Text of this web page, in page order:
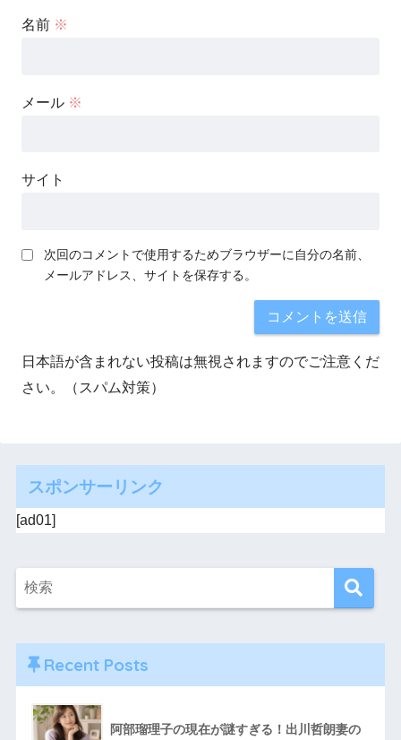
名前 ※
メール ※
サイト
次回のコメントで使用するためブラウザーに自分の名前、
メールアドレス、サイトを保存する。
日本語が含まれない投稿は無視されますのでご注意くだ
さい。（スパム対策）
スポンサーリンク
[ad01]
Recent Posts
阿部瑠理子の現在が謎すぎる！出川哲朗妻の